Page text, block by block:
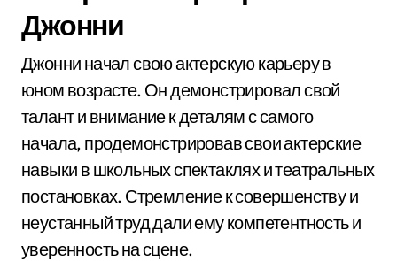
Джонни
Джонни начал свою актерскую карьеру в
юном возрасте. Он демонстрировал свой
талант и внимание к деталям с самого
начала, продемонстрировав свои актерские
навыки в школьных спектаклях и театральных
постановках. Стремление к совершенству и
неустанный труд дали ему компетентность и
уверенность на сцене.